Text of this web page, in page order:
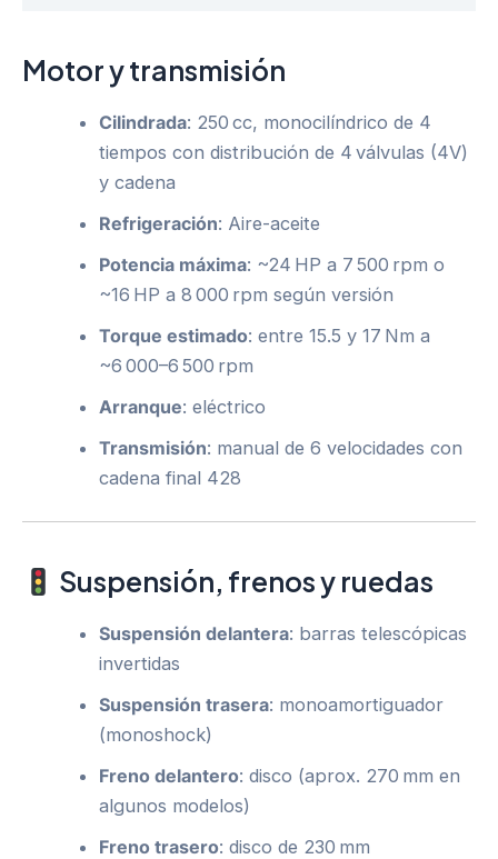
Motor y transmisión
Cilindrada: 250 cc, monocilíndrico de 4
tiempos con distribución de 4 válvulas (4V)
y cadena
Refrigeración: Aire-aceite
Potencia máxima: ~24 HP a 7 500 rpm o
~16 HP a 8 000 rpm según versión
Torque estimado: entre 15.5 y 17 Nm a
~6 000–6 500 rpm
Arranque: eléctrico
Transmisión: manual de 6 velocidades con
cadena final 428
Suspensión, frenos y ruedas
Suspensión delantera: barras telescópicas
invertidas
Suspensión trasera: monoamortiguador
(monoshock)
Freno delantero: disco (aprox. 270 mm en
algunos modelos)
Freno trasero: disco de 230 mm